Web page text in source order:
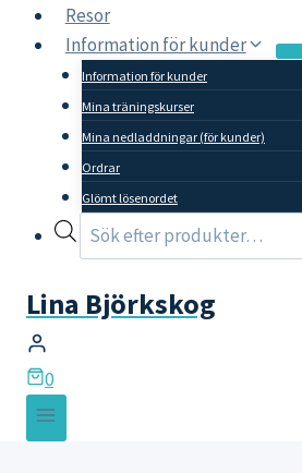
Resor
Information för kunder
Information för kunder
Mina träningskurser
Mina nedladdningar (för kunder)
Ordrar
Glömt lösenordet
Products
search
Lina Björkskog
0